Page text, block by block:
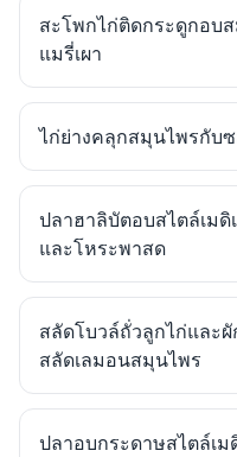
สะโพกไก่ติดกระดูกอบส
แมรี่เผา
ไก่ย่างคลุกสมุนไพรกับ
ปลาฮาลิบัตอบสไตล์เมดิ
และโหระพาสด
สลัดโบวล์ถั่วลูกไก่และผั
สลัดเลมอนสมุนไพร
ปลาอบกระดาษสไตล์เม